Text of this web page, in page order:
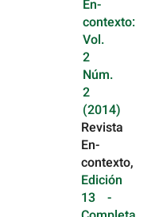
En-
contexto:
Vol.
2
Núm.
2
(2014)
Revista
En-
contexto,
Edición
13 -